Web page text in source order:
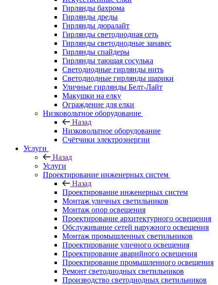
Гирлянды бахрома
Гирлянды дреды
Гирлянды дюралайт
Гирлянды светодиодная сеть
Гирлянды светодиодные занавес
Гирлянды спайдеры
Гирлянды тающая сосулька
Светодиодные гирлянды нить
Светодиодные гирлянды шарики
Уличные гирлянды Белт-Лайт
Макушки на елку
Ограждение для елки
Низковольтное оборудование
Назад
Низковольтное оборудование
Счётчики электроэнергии
Услуги
Назад
Услуги
Проектирование инженерных систем
Назад
Проектирование инженерных систем
Монтаж уличных светильников
Монтаж опор освещения
Проектирование архитектурного освещения
Обслуживание сетей наружного освещения
Монтаж промышленных светильников
Проектирование уличного освещения
Проектирование аварийного освещения
Проектирование промышленного освещения
Ремонт светодиодных светильников
Производство светодиодных светильников